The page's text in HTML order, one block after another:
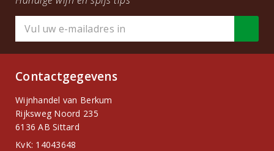
Contactgegevens
Wijnhandel van Berkum
Rijksweg Noord 235
6136 AB Sittard
KvK: 14043648